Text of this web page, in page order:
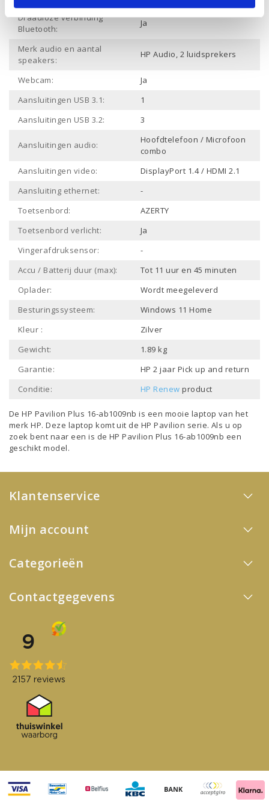
Draadloze verbinding
Bluetooth:
Ja
Merk audio en aantal
speakers:
HP Audio, 2 luidsprekers
Webcam:
Ja
Aansluitingen USB 3.1:
1
Aansluitingen USB 3.2:
3
Aansluitingen audio:
Hoofdtelefoon / Microfoon
combo
Aansluitingen video:
DisplayPort 1.4 / HDMI 2.1
Aansluiting ethernet:
-
Toetsenbord:
AZERTY
Toetsenbord verlicht:
Ja
Vingerafdruksensor:
-
Accu / Batterij duur (max):
Tot 11 uur en 45 minuten
Oplader:
Wordt meegeleverd
Besturingssysteem:
Windows 11 Home
Kleur :
Zilver
Gewicht:
1.89 kg
Garantie:
HP 2 jaar Pick up and return
Conditie:
HP Renew product
De HP Pavilion Plus 16-ab1009nb is een mooie laptop van het
merkHP. Deze laptop komt uit de HP Pavilion serie. Als u op
zoek bent naar een is de HP Pavilion Plus 16-ab1009nb een
geschikt model.
Klantenservice
Mijn account
Categorieën
Contactgegevens